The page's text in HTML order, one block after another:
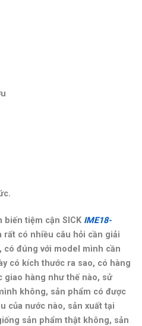
biến tiệm cận SICK IME18-
rất có nhiều câu hỏi cần giải
có đúng với model mình cần
có kích thước ra sao, có hàng
giao hàng như thế nào, sử
không, sản phẩm có được
của nước nào, sản xuất tại
sản phẩm thật không, sản